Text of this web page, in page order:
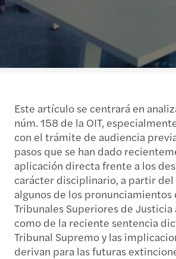
Este artículo se centrará en
núm. 158 de la OIT,
con el trámite de audiencia
pasos que se han dado
aplicación directa frente a los
carácter disciplinario, a partir
algunos de los pronunciamientos
Tribunales Superiores de Justicia
como de la reciente sentencia
Tribunal Supremo y las
derivan para las futuras